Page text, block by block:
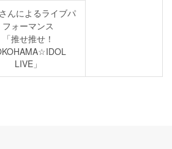
んによるライブパ
フォーマンス
「推せ推せ！
LIVE」